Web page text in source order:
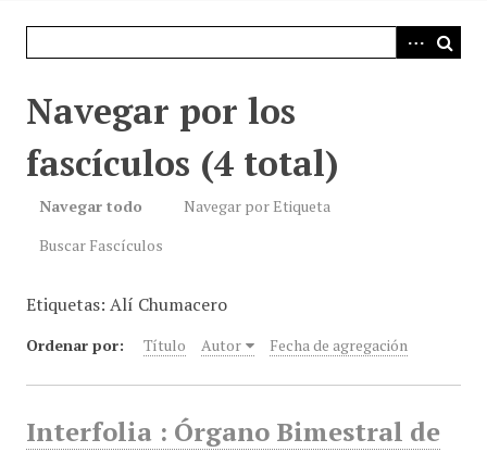
Navegar por los
fascículos (4 total)
Navegar todo
Navegar por Etiqueta
Buscar Fascículos
Etiquetas: Alí Chumacero
Ordenar por: Título Autor Fecha de agregación
Interfolia : Órgano Bimestral de